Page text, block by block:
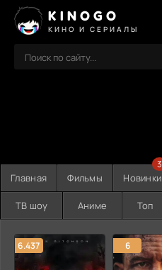
KINOGO
КИНО И СЕРИАЛЫ
Главная Фильмы Новинки
3
ТВ шоу Аниме Топ
6.437 6